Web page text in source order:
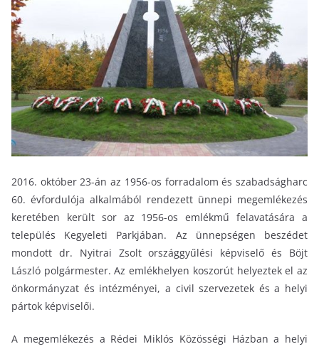
2016. október 23-án az 1956-os forradalom és szabadságharc
60. évfordulója alkalmából rendezett ünnepi megemlékezés
keretében került sor az 1956-os emlékmű felavatására a
település Kegyeleti Parkjában. Az ünnepségen beszédet
mondott dr. Nyitrai Zsolt országgyűlési képviselő és Böjt
László polgármester. Az emlékhelyen koszorút helyeztek el az
önkormányzat és intézményei, a civil szervezetek és a helyi
pártok képviselői.
A megemlékezés a Rédei Miklós Közösségi Házban a helyi